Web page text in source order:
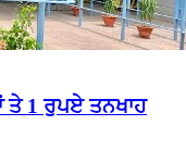
1 ਰੁਪਏ ਤਨਖਾਹ